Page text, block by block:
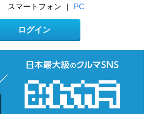
スマートフォン | PC
ログイン